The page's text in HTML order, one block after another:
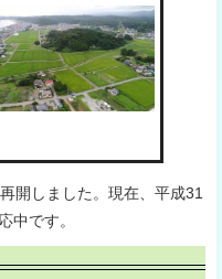
開しました。現在、平成31
中です。